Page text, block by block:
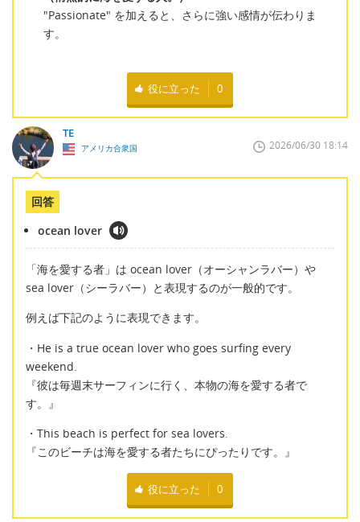
"Passionate" を加えると、さらに強い感情が伝わりま
す。
役に立った 0
TE
アメリカ合衆国 2026/06/30 18:14
回答
ocean lover
「海を愛する者」は ocean lover（オーシャンラバー）や
sea lover（シーラバー）と表現するのが一般的です。
例えば下記のように表現できます。
・He is a true ocean lover who goes surfing every
weekend.
『彼は毎週末サーフィンに行く、本物の海を愛する者で
す。』
・This beach is perfect for sea lovers.
『このビーチは海を愛する者たちにぴったりです。』
役に立った 0